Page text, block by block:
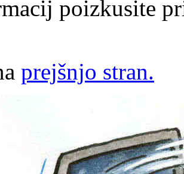
poizkusite
prejšnjo stran.